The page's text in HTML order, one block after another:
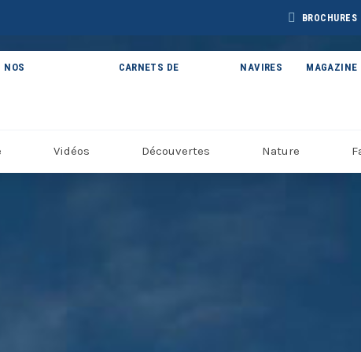
BROCHURES
BROCHURE
ARCTIC 2027
NOS
THÉMATIQUES
CARNETS DE
VOYAGE
NAVIRES MAGAZINE
Vidéos Découvertes Nature